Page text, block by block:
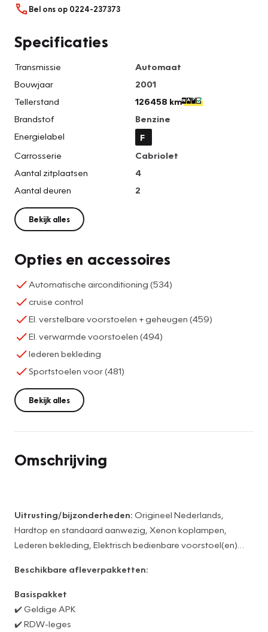
Bel ons op 0224-237373
Specificaties
Transmissie
Automaat
Bouwjaar
2001
Tellerstand
126458 km
Brandstof
Benzine
Energielabel
F
Carrosserie
Cabriolet
Aantal zitplaatsen
4
Aantal deuren
2
Bekijk alles
Opties en accessoires
Automatische airconditioning (534)
cruise control
El. verstelbare voorstoelen + geheugen (459)
El. verwarmde voorstoelen (494)
lederen bekleding
Sportstoelen voor (481)
Bekijk alles
Omschrijving
Uitrusting/bijzonderheden: Origineel Nederlands,
Hardtop en standaard aanwezig, Xenon koplampen,
Lederen bekleding, Elektrisch bedienbare voorstoel(en)
Sportonderstel, Climate controle, Parkeersensoren achter,
Beschikbare afleverpakketten:
Basispakket
✔️ Geldige APK
✔️ RDW-leges